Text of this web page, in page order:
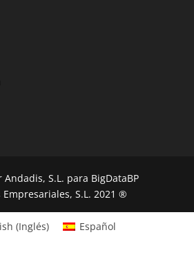
S.L. para BigDataBP
Empresariales, S.L. 2021 ®
(Inglés) Español